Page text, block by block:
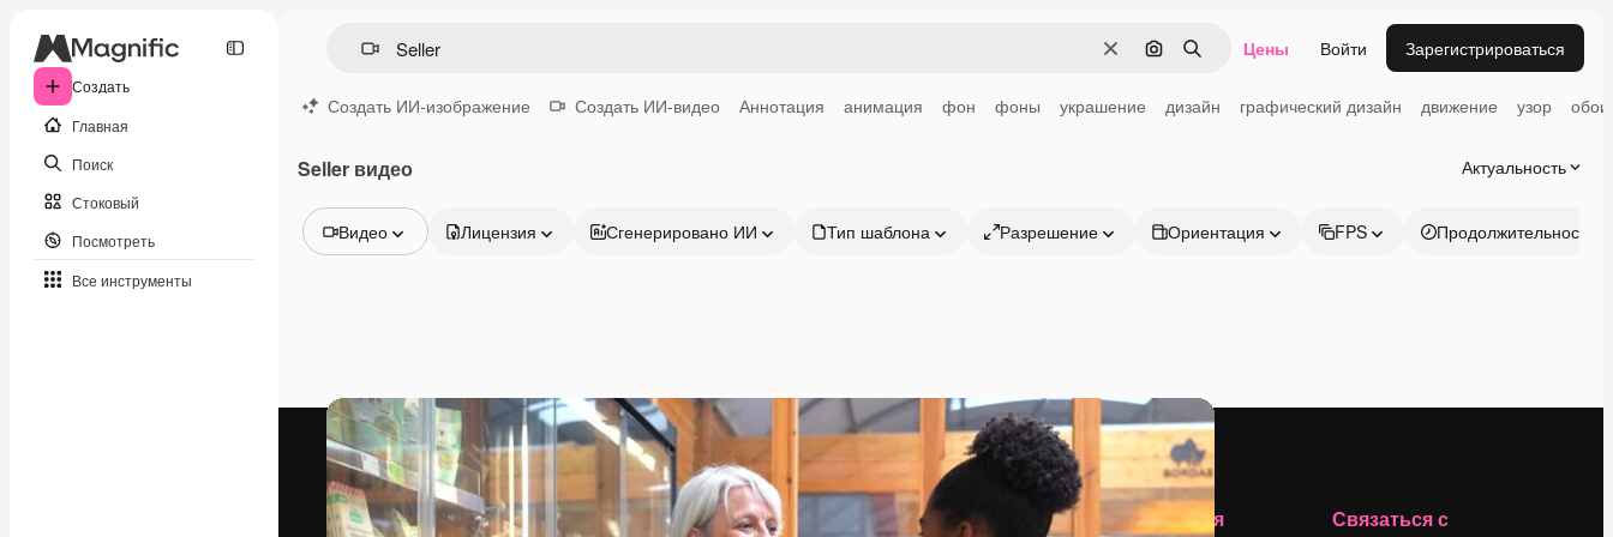
Создать
Главная
Поиск
Стоковый
Посмотреть
Все инструменты
ОчиститьПоиск по изображению
Поиск Цены Войти Зарегистрироваться
Создать ИИ-изображение Создать ИИ-видео Аннотация анимация фон фоны украшение дизайн графический дизайн движение узор обои
Seller видео Актуальность
Видео
Видео
Видеоролик
Моушн-дизайн
Видеошаблоны
Иконки
3D-модели
Шрифты
Лицензия Сгенерировано ИИ Тип шаблона Разрешение Ориентация FPS Продолжительность
Продукция Начать Компания
Связаться с